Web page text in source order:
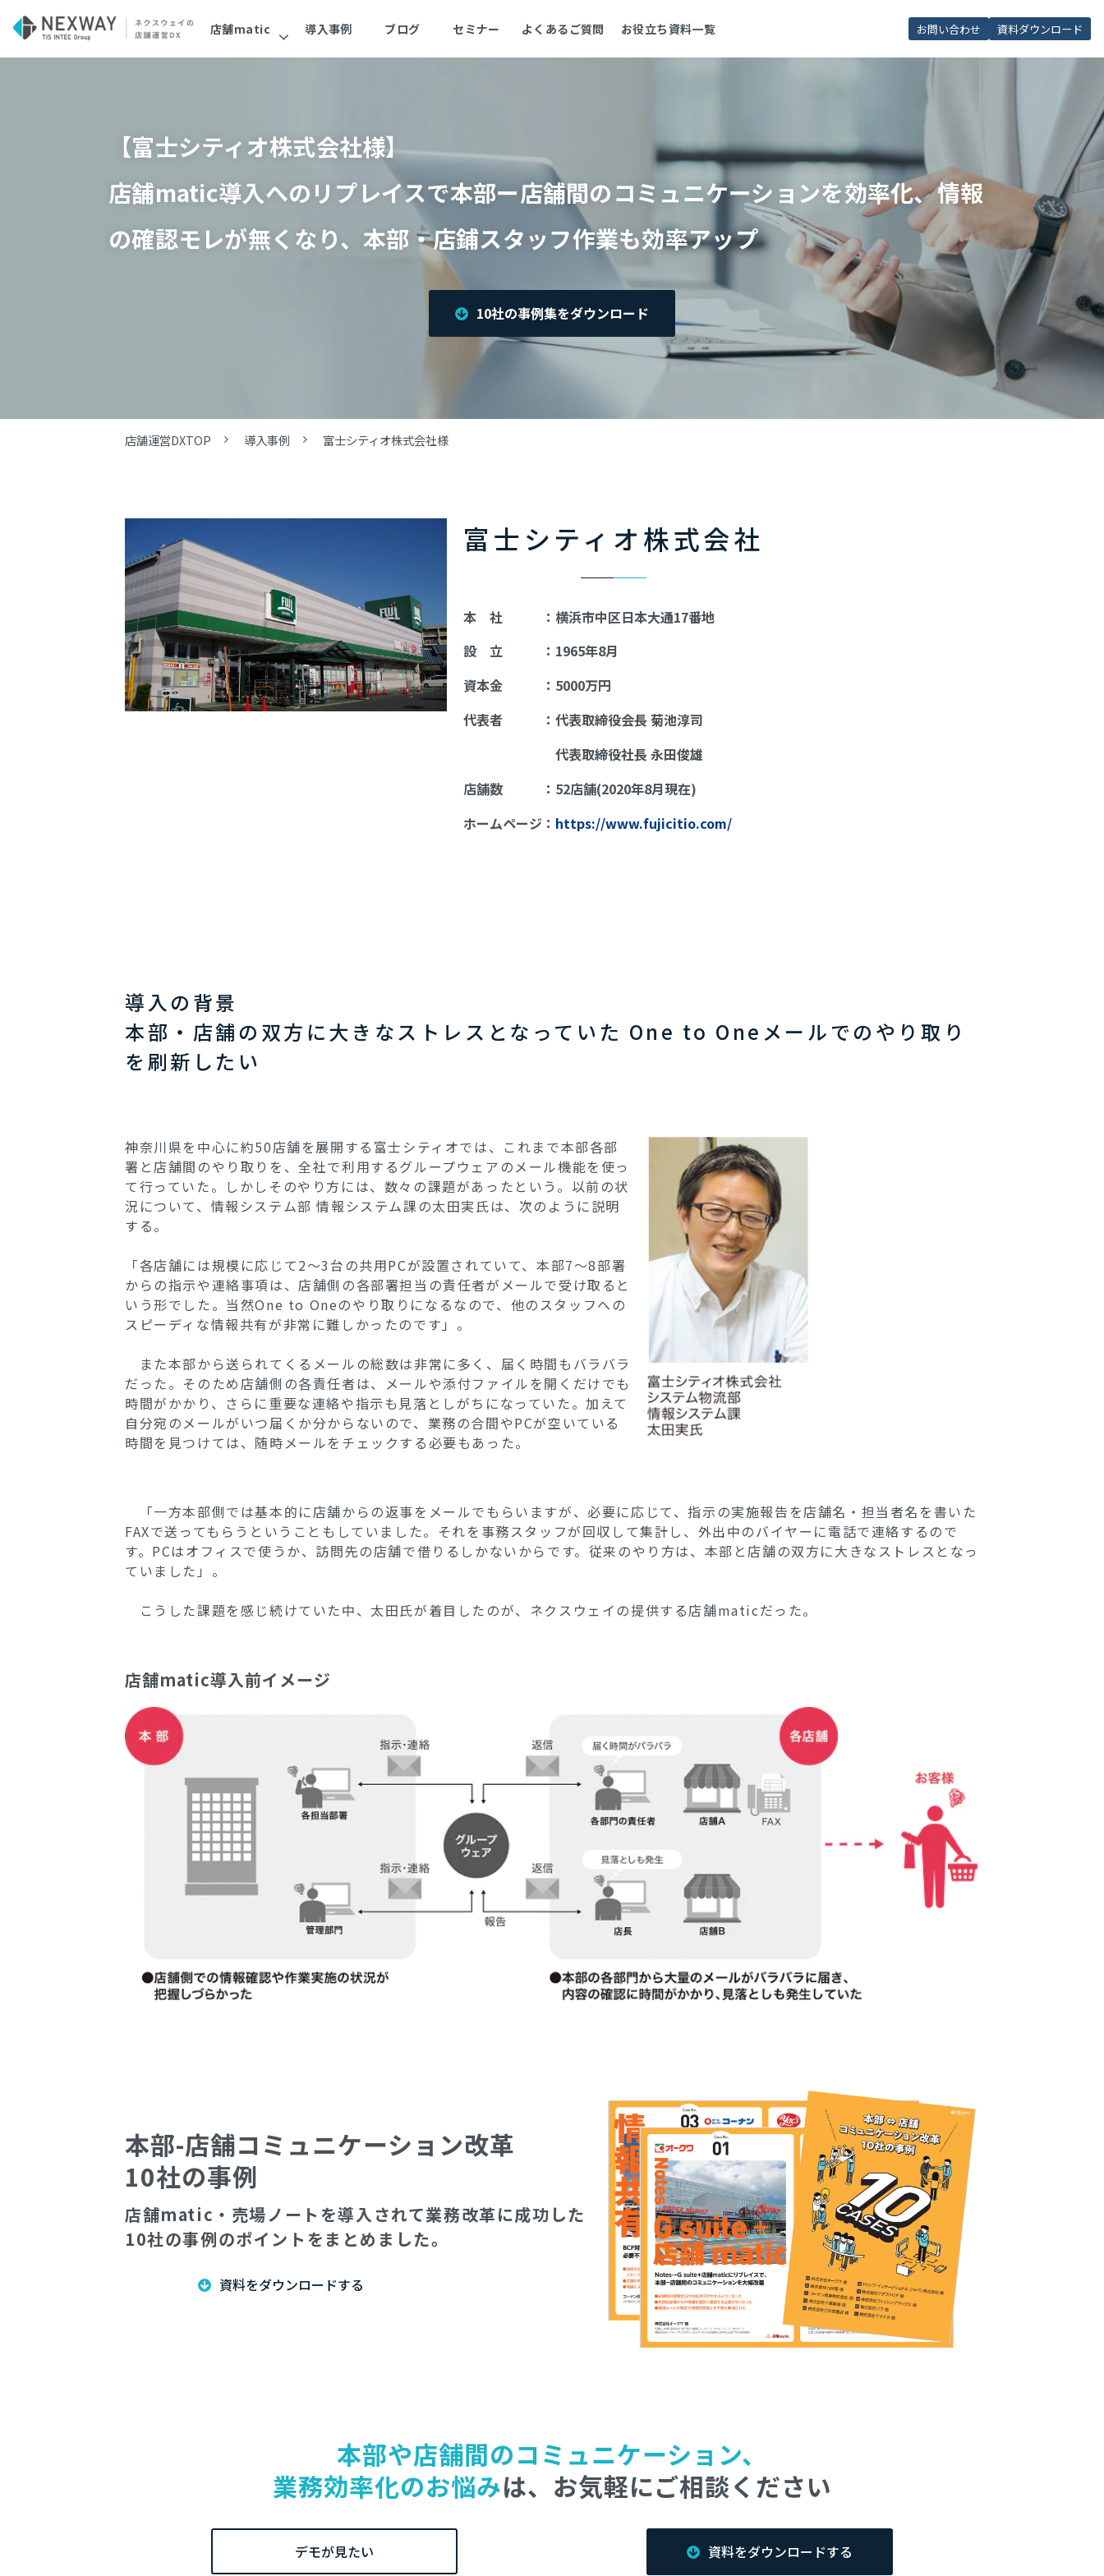
店舗matic 導入事例 ブログ セミナー よくあるご質問 お役立ち資料一覧 お問い合わせ 資料ダウンロード
【富士シティオ株式会社様】
店舗matic導入へのリプレイスで本部ー店舗間のコミュニケーションを効率化、情報
の確認モレが無くなり、本部・店鋪スタッフ作業も効率アップ
10社の事例集をダウンロード
店舗運営DXTOP 導入事例 富士シティオ株式会社様
富士シティオ株式会社
本 社 ：横浜市中区日本大通17番地
設 立 ：1965年8月
資本金 ：5000万円
代表者 ：代表取締役会長 菊池淳司
代表取締役社長 永田俊雄
店舗数 ：52店舗(2020年8月現在)
ホームページ： https://www.fujicitio.com/
導入の背景
本部・店舗の双方に大きなストレスとなっていた One to Oneメールでのやり取り
を刷新したい
神奈川県を中心に約50店舗を展開する富士シティオでは、これまで本部各部
署と店舗間のやり取りを、全社で利用するグループウェアのメール機能を使っ
て行っていた。しかしそのやり方には、数々の課題があったという。以前の状
況について、情報システム部 情報システム課の太田実氏は、次のように説明
する。
「各店舗には規模に応じて2～3台の共用PCが設置されていて、本部7～8部署
からの指示や連絡事項は、店舗側の各部署担当の責任者がメールで受け取ると
いう形でした。当然One to Oneのやり取りになるなので、他のスタッフへの
スピーディな情報共有が非常に難しかったのです」。
また本部から送られてくるメールの総数は非常に多く、届く時間もバラバラ
だった。そのため店舗側の各責任者は、メールや添付ファイルを開くだけでも
時間がかかり、さらに重要な連絡や指示も見落としがちになっていた。加えて
自分宛のメールがいつ届くか分からないので、業務の合間やPCが空いている
時間を見つけては、随時メールをチェックする必要もあった。
「一方本部側では基本的に店舗からの返事をメールでもらいますが、必要に応じて、指示の実施報告を店舗名・担当者名を書いた
FAXで送ってもらうということもしていました。それを事務スタッフが回収して集計し、外出中のバイヤーに電話で連絡するので
す。PCはオフィスで使うか、訪問先の店舗で借りるしかないからです。従来のやり方は、本部と店舗の双方に大きなストレスとなっ
ていました」。
こうした課題を感じ続けていた中、太田氏が着目したのが、ネクスウェイの提供する店舗maticだった。
店舗matic導入前イメージ
本部-店舗コミュニケーション改革
10社の事例
店舗matic・売場ノートを導入されて業務改革に成功した
10社の事例のポイントをまとめました。
資料をダウンロードする
本部や店舗間のコミュニケーション、
業務効率化のお悩みは、お気軽にご相談ください
デモが見たい 資料をダウンロードする